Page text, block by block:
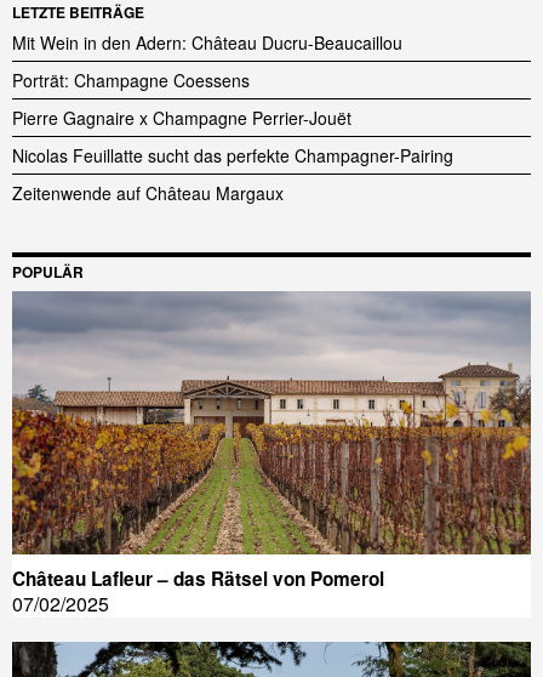
LETZTE BEITRÄGE
Mit Wein in den Adern: Château Ducru-Beaucaillou
Porträt: Champagne Coessens
Pierre Gagnaire x Champagne Perrier-Jouët
Nicolas Feuillatte sucht das perfekte Champagner-Pairing
Zeitenwende auf Château Margaux
POPULÄR
Château Lafleur – das Rätsel von Pomerol
07/02/2025